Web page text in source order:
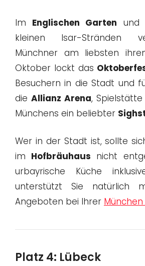
Im Englischen Garten und
kleinen Isar-Stränden
Münchner am liebsten
Oktober lockt das
Besuchern in die Stadt und
die Allianz Arena,
Münchens ein beliebter
Wer in der Stadt ist, sollte
im Hofbräuhaus nicht
urbayrische Küche
unterstützt Sie natürlich
Angeboten bei Ihrer
Platz 4: Lübeck